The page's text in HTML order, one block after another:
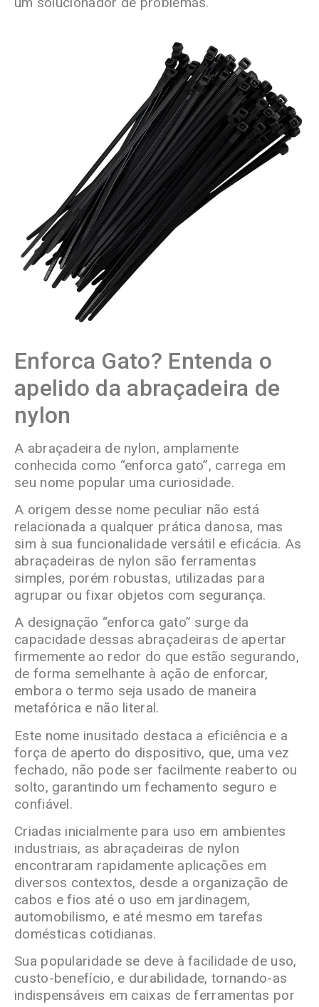
Enforca Gato? Entenda o
apelido da abraçadeira de
nylon
A abraçadeira de nylon, amplamente
conhecida como “enforca gato”, carrega em
seu nome popular uma curiosidade.
A origem desse nome peculiar não está
relacionada a qualquer prática danosa, mas
sim à sua funcionalidade versátil e eficácia. As
abraçadeiras de nylon são ferramentas
simples, porém robustas, utilizadas para
agrupar ou fixar objetos com segurança.
A designação “enforca gato” surge da
capacidade dessas abraçadeiras de apertar
firmemente ao redor do que estão segurando,
de forma semelhante à ação de enforcar,
embora o termo seja usado de maneira
metafórica e não literal.
Este nome inusitado destaca a eficiência e a
força de aperto do dispositivo, que, uma vez
fechado, não pode ser facilmente reaberto ou
solto, garantindo um fechamento seguro e
confiável.
Criadas inicialmente para uso em ambientes
industriais, as abraçadeiras de nylon
encontraram rapidamente aplicações em
diversos contextos, desde a organização de
cabos e fios até o uso em jardinagem,
automobilismo, e até mesmo em tarefas
domésticas cotidianas.
Sua popularidade se deve à facilidade de uso,
custo-benefício, e durabilidade, tornando-as
indispensáveis em caixas de ferramentas por